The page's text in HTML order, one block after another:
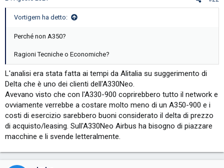
Vortigern ha detto:
Perché non A350?
Ragioni Tecniche o Economiche?
L'analisi era stata fatta ai tempi da Alitalia su suggerimento di
Delta che è uno dei clienti dell'A330Neo.
Avevano visto che con l'A330-900 coprirebbero tutto il network e
ovviamente verrebbe a costare molto meno di un A350-900 e i
costi di esercizio sarebbero buoni considerato il delta di prezzo
di acquisto/leasing. Sull'A330Neo Airbus ha bisogno di piazzare
macchine e li svende letteralmente.